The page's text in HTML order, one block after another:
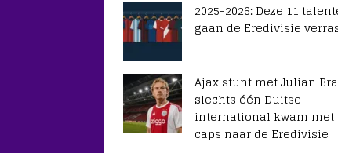
2025-2026: Deze 11
gaan de Eredivisie
Ajax stunt met Julian
slechts één Duitse
international kwam met
caps naar de Eredivisie